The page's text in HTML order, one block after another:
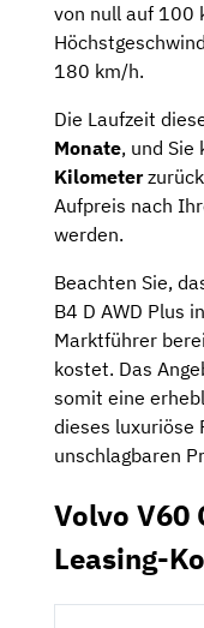
von null auf 100
180 km/h.
Die Laufzeit
Monate, und Sie
Kilometer
Aufpreis nach
werden.
Beachten Sie,
B4 D AWD Plus
Marktführer
kostet. Das
somit eine
dieses luxuriöse
unschlagbaren
Volvo V60
Leasing-